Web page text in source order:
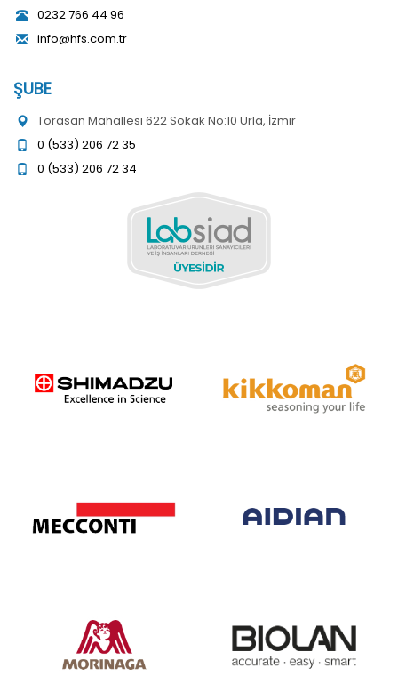
0232 766 44 96
info@hfs.com.tr
ŞUBE
Torasan Mahallesi 622 Sokak No:10 Urla, İzmir
0 (533) 206 72 35
0 (533) 206 72 34